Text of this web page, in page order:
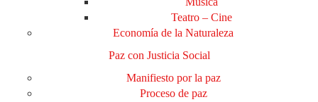
Teatro – Cine
Economía de la Naturaleza
Paz con Justicia Social
Manifiesto por la paz
Proceso de paz